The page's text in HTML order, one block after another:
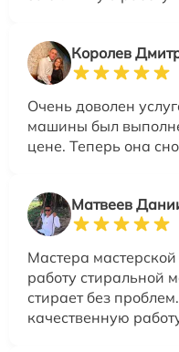
Королев
Очень доволен
машины был
цене. Теперь она
Матвеев
Мастера
работу стиральной
стирает без
качественную